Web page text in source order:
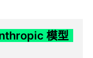
模型